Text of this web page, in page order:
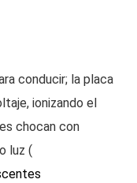
conducir; la placa
ionizando el
chocan con
luz (